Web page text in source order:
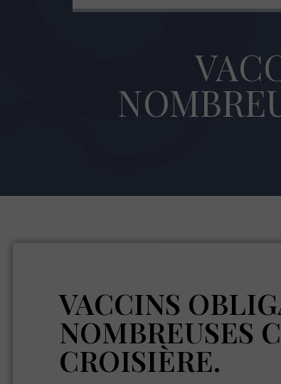
VACCINS
NOMBREUSES
CROISIÈRE.